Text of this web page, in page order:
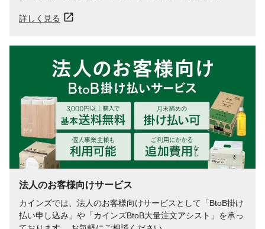
詳しく見る
法人のお客様向けサービス
カインズでは、法人のお客様向けサービスとして「BtoB掛け
払い申し込み」や「カインズBtoB大量注文アシスト」を承っ